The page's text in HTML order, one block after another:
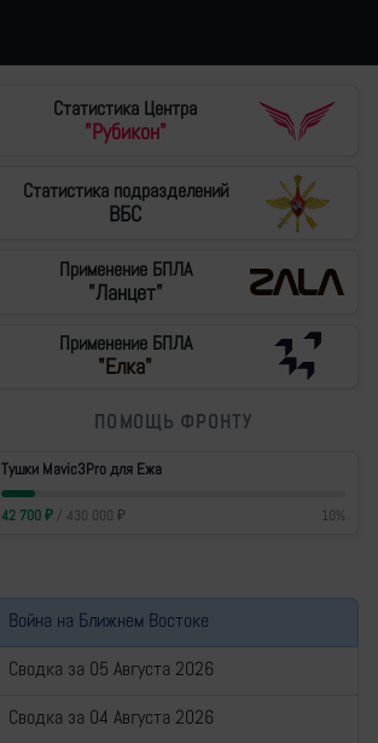
Статистика Центра
"Рубикон"
Статистика подразделений
ВБС
Применение БПЛА
"Ланцет"
Применение БПЛА
"Елка"
ПОМОЩЬ ФРОНТУ
Тушки Mavic3Pro для Ежа
42 700₽/ 430 000 ₽ 10%
Война на Ближнем Востоке
Сводка за 05 Августа 2026
Сводка за 04 Августа 2026